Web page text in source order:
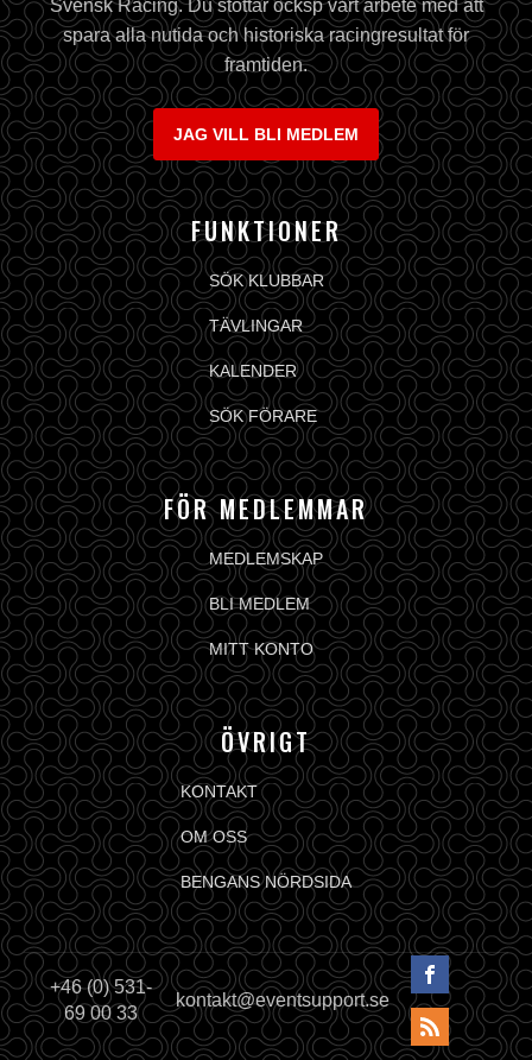
Svensk Racing. Du stöttar ocksp vårt arbete med att
spara alla nutida och historiska racingresultat för
framtiden.
JAG VILL BLI MEDLEM
FUNKTIONER
SÖK KLUBBAR
TÄVLINGAR
KALENDER
SÖK FÖRARE
FÖR MEDLEMMAR
MEDLEMSKAP
BLI MEDLEM
MITT KONTO
ÖVRIGT
KONTAKT
OM OSS
BENGANS NÖRDSIDA
+46 (0) 531-
69 00 33
kontakt@eventsupport.se